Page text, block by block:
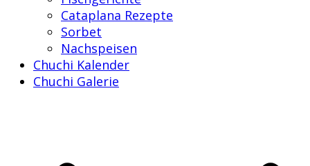
Cataplana Rezepte
Sorbet
Nachspeisen
Chuchi Kalender
Chuchi Galerie